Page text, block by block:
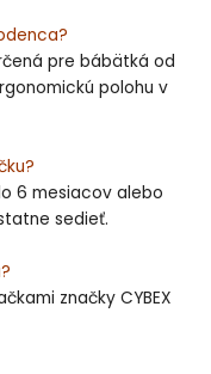
pre bábätká od
polohu v
6 mesiacov alebo
sedieť.
značky CYBEX